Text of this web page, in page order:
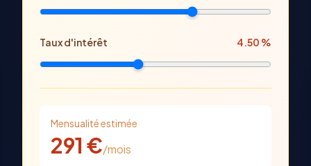
Taux d'intérêt 4.50 %
Mensualité estimée
291 €/mois